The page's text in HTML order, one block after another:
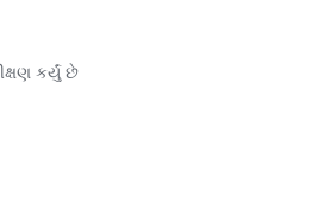
કર્યું છે